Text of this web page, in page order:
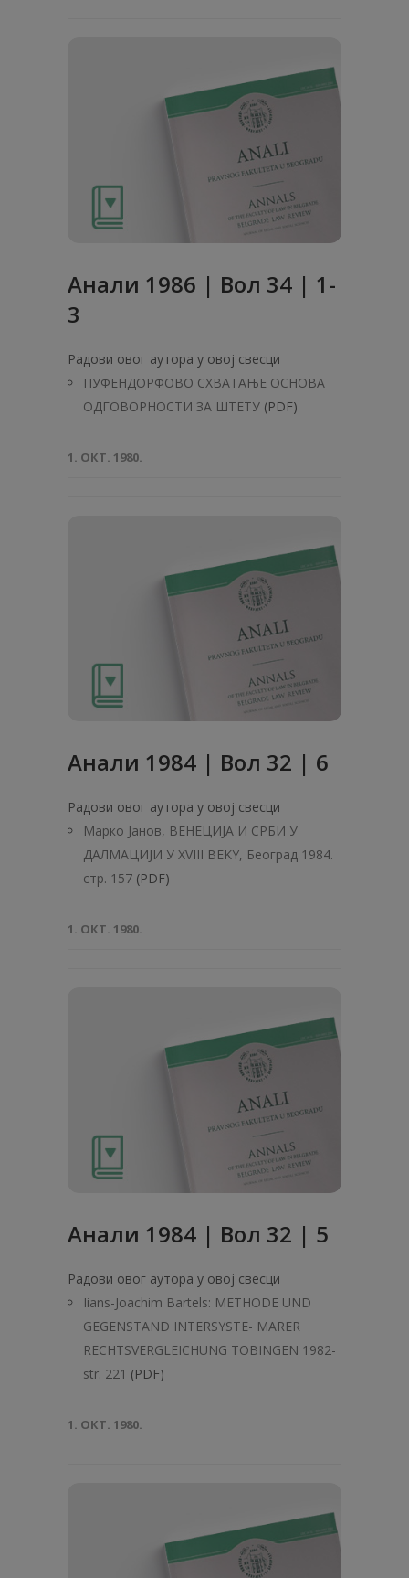
Анaли 1986 | Вол 34 | 1-
3
Радови овог аутора у овој свесци
ПУФЕНДОРФОВО СХВАТАЊЕ ОСНОВА
ОДГОВОРНОСТИ ЗА ШТЕТУ (PDF)
1. ОКТ. 1980.
Анaли 1984 | Вол 32 | 6
Радови овог аутора у овој свесци
Марко Јанов, ВЕНЕЦИЈА И СРБИ У
ДАЛМАЦИЈИ У XVIII BEKY, Београд 1984.
стр. 157 (PDF)
1. ОКТ. 1980.
Анaли 1984 | Вол 32 | 5
Радови овог аутора у овој свесци
Iians-Joachim Bartels: METHODE UND
GEGENSTAND INTERSYSTE- MARER
RECHTSVERGLEICHUNG TOBINGEN 1982-
str. 221 (PDF)
1. ОКТ. 1980.